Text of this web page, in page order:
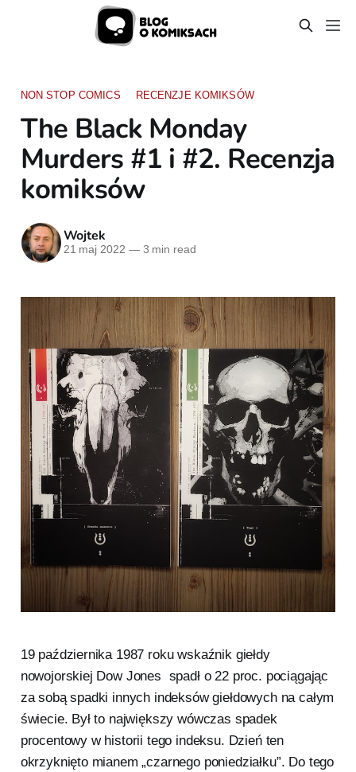
NON STOP COMICS RECENZJE KOMIKSÓW
The Black Monday
Murders #1 i #2. Recenzja
komiksów
Wojtek
21 maj 2022 —3 min read
19 października 1987 roku wskaźnik giełdy
nowojorskiej Dow Jones spadł o 22 proc. pociągając
za sobą spadki innych indeksów giełdowych na całym
świecie. Był to największy wówczas spadek
procentowy w historii tego indeksu. Dzień ten
okrzyknięto mianem „czarnego poniedziałku”. Do tego